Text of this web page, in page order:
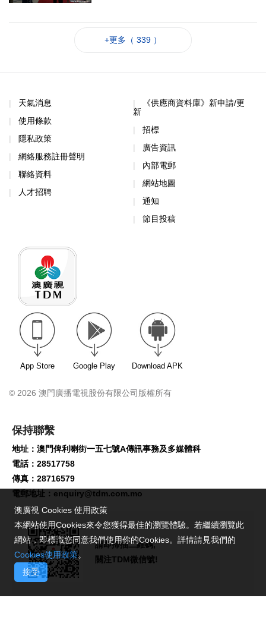
+更多（ 339 ）
天氣消息
使用條款
隱私政策
網絡服務註冊聲明
聯絡資料
人才招聘
《供應商資料庫》新申請/更
新
招標
廣告資訊
內部電郵
網站地圖
通知
節目投稿
App Store Google Play Download APK
© 2026 澳門廣播電視股份有限公司版權所有
保持聯繫
地址：澳門俾利喇街一五七號A傳訊事務及多媒體科
電話：28517758
傳真：28716579
電郵地址： enquiry@tdm.com.mo
請即掃描二維碼,
關注TDM微信號!
澳廣視 Cookies 使用政策
本網站使用Cookies來令您獲得最佳的瀏覽體驗。若繼續瀏覽此
網站，即標識您同意我們使用你的Cookies。詳情請見我們的
Cookies使用政策。
接受